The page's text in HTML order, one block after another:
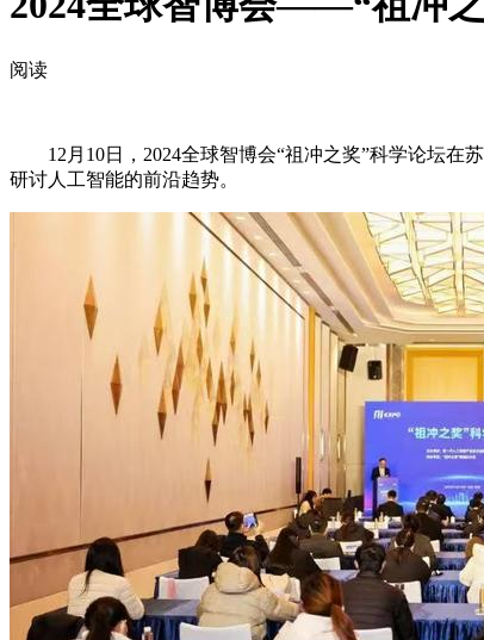
阅读
12月10日，2024全球智博会“祖冲之奖”科学论坛在
研讨人工智能的前沿趋势。